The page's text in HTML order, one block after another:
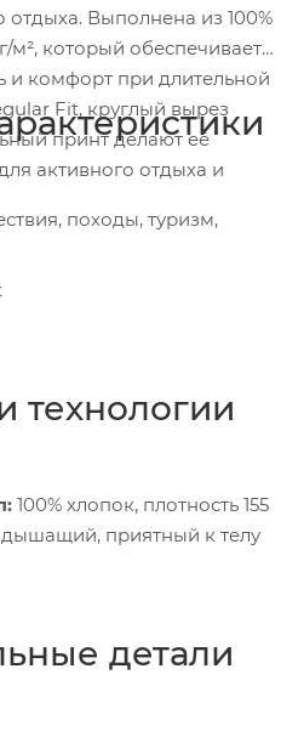
отдыха. Выполнена из 100%
м², который обеспечивает
и комфорт при длительной
Fit, круглый вырез
принт делают её
активного отдыха и
походы, туризм,
технологии
100% хлопок, плотность 155
приятный к телу
детали